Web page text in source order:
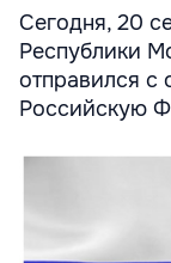
Сегодня, 20
Республики
отправился с
Российскую